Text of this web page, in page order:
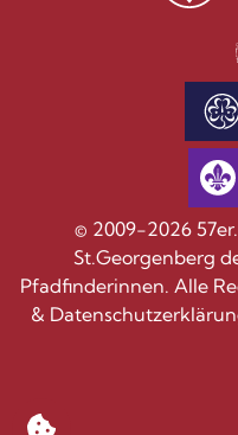
© 2009-2026
St.Georgenberg
Pfadfinderinnen. Alle
&